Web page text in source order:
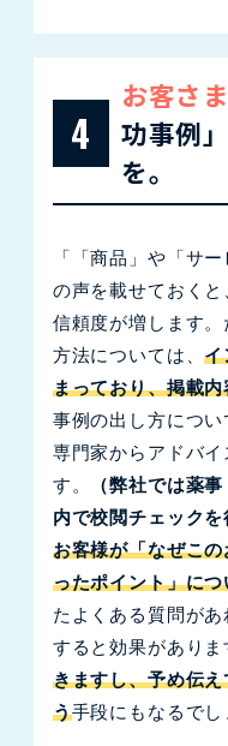
4
お客さ
功事例
を。
「「商品」や「サ
の声を載せておく
信頼度が増します
方法については、イ
まっており、掲載
事例の出し方につ
専門家からアドバ
す。
（弊社では薬
内で校閲チェックを
お客様が「なぜこ
ったポイント」に
たよくある質問が
すると効果がありま
きますし、予め伝
う手段にもなるでし